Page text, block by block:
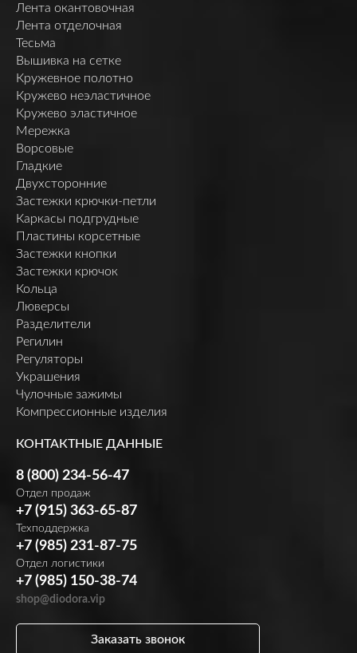
Лента окантовочная
Лента отделочная
Тесьма
Вышивка на сетке
Кружевное полотно
Кружево неэластичное
Кружево эластичное
Мережка
Ворсовые
Гладкие
Двухсторонние
Застежки крючки-петли
Каркасы подгрудные
Пластины корсетные
Застежки кнопки
Застежки крючок
Кольца
Люверсы
Разделители
Регилин
Регуляторы
Украшения
Чулочные зажимы
Компрессионные изделия
КОНТАКТНЫЕ ДАННЫЕ
8 (800) 234-56-47
Отдел продаж
+7 (915) 363-65-87
Техподдержка
+7 (985) 231-87-75
Отдел логистики
+7 (985) 150-38-74
shop@diodora.vip
Заказать звонок